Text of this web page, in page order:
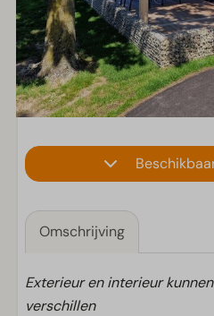
Omschrijving
Exterieur en interieur
verschillen